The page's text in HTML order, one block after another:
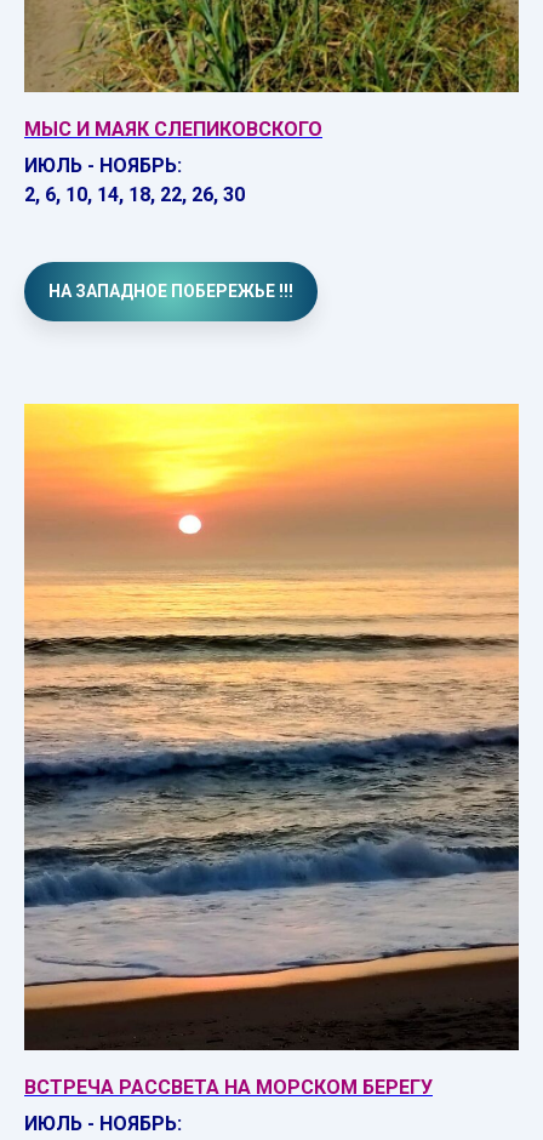
МЫС И МАЯК СЛЕПИКОВСКОГО
ИЮЛЬ - НОЯБРЬ:
2, 6, 10, 14, 18, 22, 26, 30
НА ЗАПАДНОЕ ПОБЕРЕЖЬЕ !!!
ВСТРЕЧА РАССВЕТА НА МОРСКОМ БЕРЕГУ
ИЮЛЬ - НОЯБРЬ: